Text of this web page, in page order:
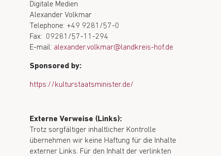
Digitale Medien
Alexander Volkmar
Telephone: +49 9281/57-0
Fax: 09281/57-11-294
E-mail: alexander.volkmar@landkreis-hof.de
Sponsored by:
https://kulturstaatsminister.de/
Externe Verweise (Links):
Trotz sorgfältiger inhaltlicher Kontrolle
übernehmen wir keine Haftung für die Inhalte
externer Links. Für den Inhalt der verlinkten